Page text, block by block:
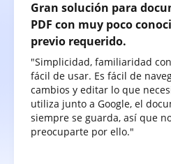
Gran solución para
PDF con muy poco
previo requerido.
"Simplicidad, familiaridad
fácil de usar. Es fácil de
cambios y editar lo que
utiliza junto a Google, el
siempre se guarda, así que
preocuparte por ello."